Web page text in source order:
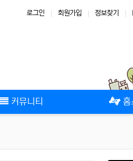
로그인 회원가입 정보찾기
위젯
커뮤니티 홈